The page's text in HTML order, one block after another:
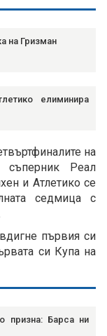
на Гризман
елиминира
на
съперник Реал
и Атлетико се
седмица с
първия си
си Купа на
призна: Барса ни